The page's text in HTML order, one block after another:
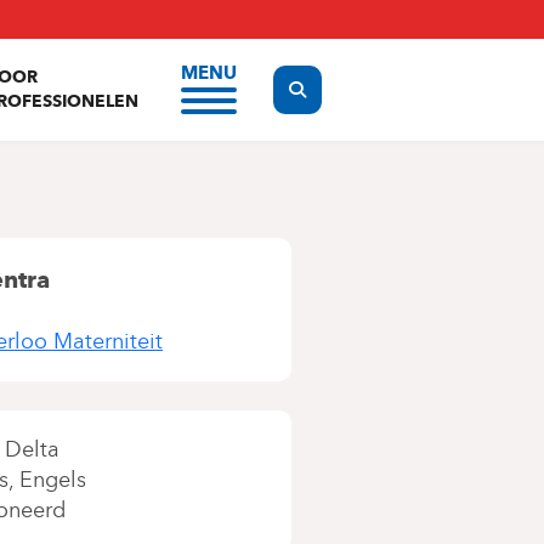
MENU
Display the search form
Materniteit
Delta
Engels